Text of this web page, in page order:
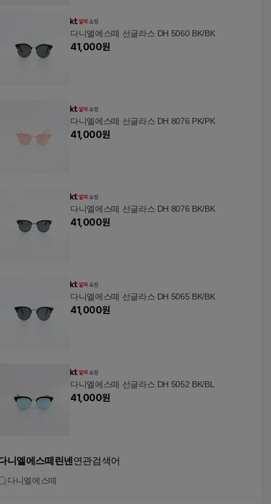
다니엘에스떼 선글라스 DH 5060 BK/BK
41,000원
다니엘에스떼 선글라스 DH 8076 PK/PK
41,000원
다니엘에스떼 선글라스 DH 8076 BK/BK
41,000원
다니엘에스떼 선글라스 DH 5065 BK/BK
41,000원
다니엘에스떼 선글라스 DH 5052 BK/BL
41,000원
니엘에스떼린넨 연관검색어
다니엘에스떼